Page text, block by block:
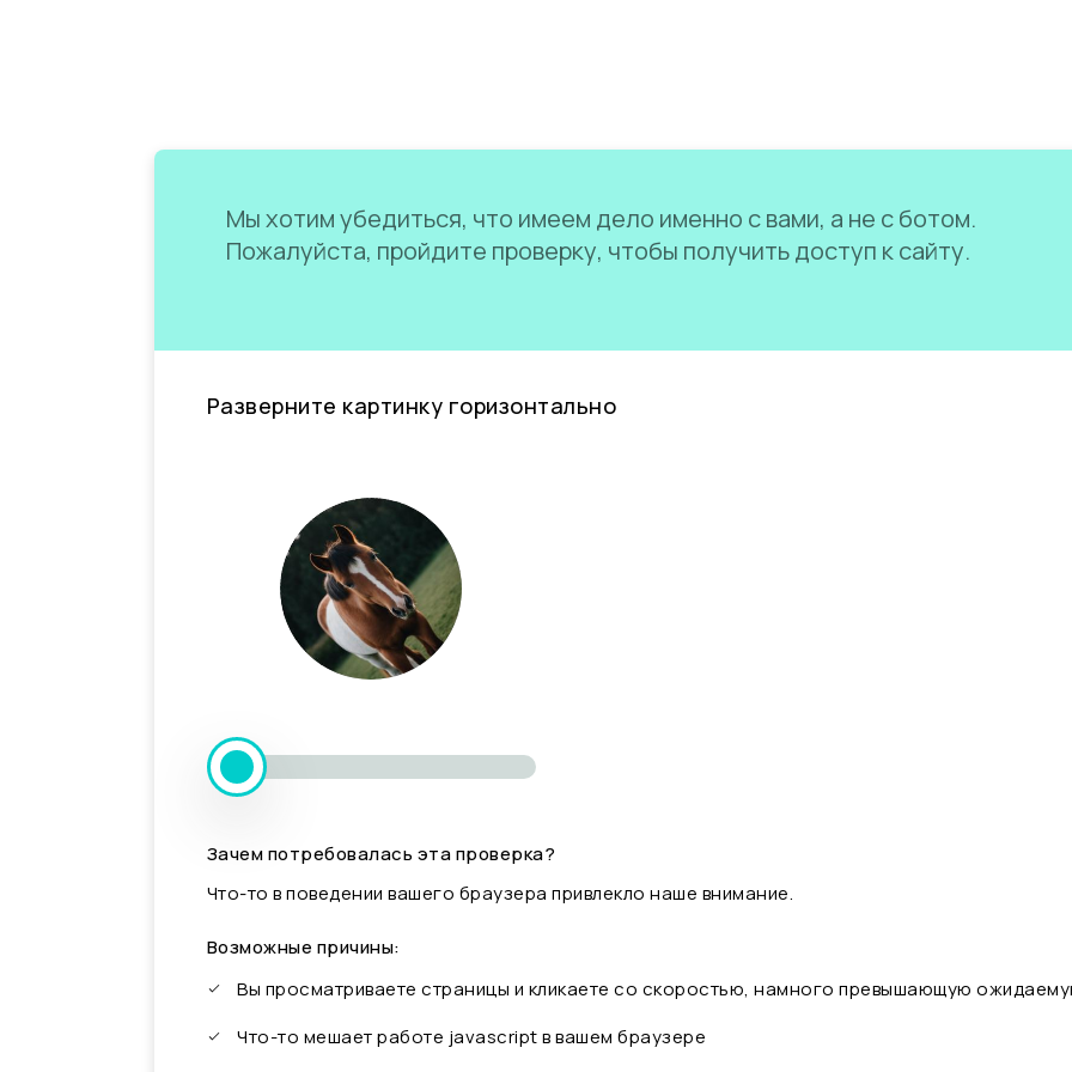
Мы хотим убедиться, что имеем дело именно с вами, а не с ботом.
Пожалуйста, пройдите проверку, чтобы получить доступ к сайту.
Разверните картинку горизонтально
Зачем потребовалась эта проверка?
Что-то в поведении вашего браузера привлекло наше внимание.
Возможные причины:
Вы просматриваете страницы и кликаете со скоростью, намного превышающую
Что-то мешает работе javascript в вашем браузере